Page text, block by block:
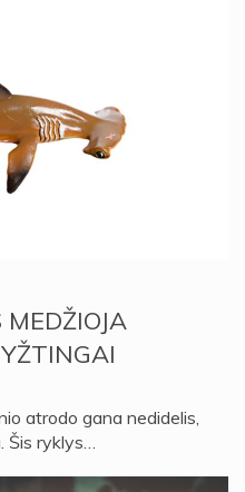
MEDŽIOJA
atrodo gana nedidelis,
ryklys…